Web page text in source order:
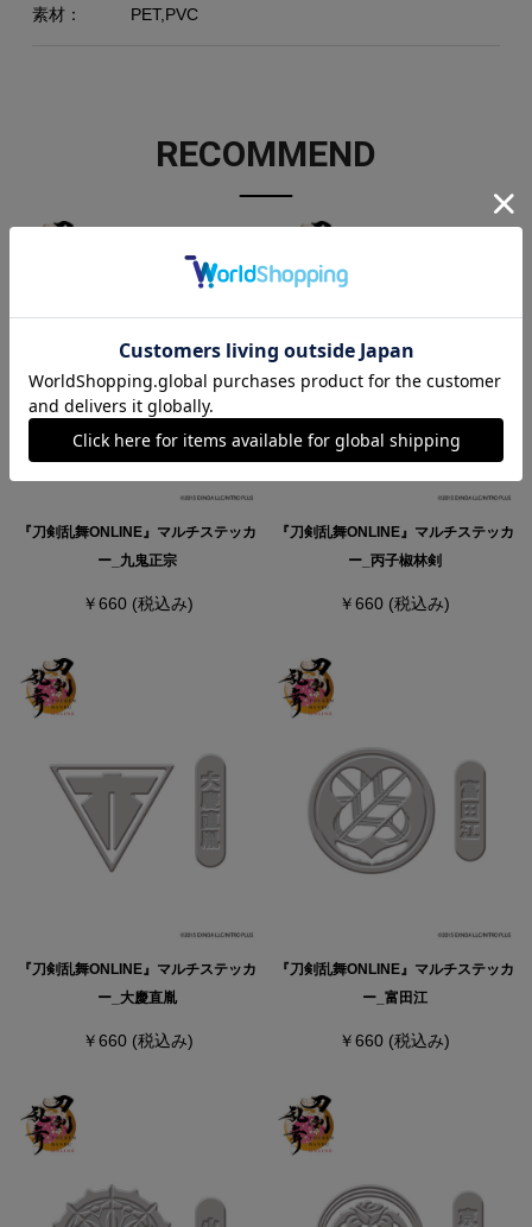
素材： PET,PVC
RECOMMEND
『刀剣乱舞ONLINE』マルチステッカ
ー_九鬼正宗
￥660 (税込み)
『刀剣乱舞ONLINE』マルチステッカ
ー_丙子椒林剣
￥660 (税込み)
『刀剣乱舞ONLINE』マルチステッカ
ー_大慶直胤
￥660 (税込み)
『刀剣乱舞ONLINE』マルチステッカ
ー_富田江
￥660 (税込み)